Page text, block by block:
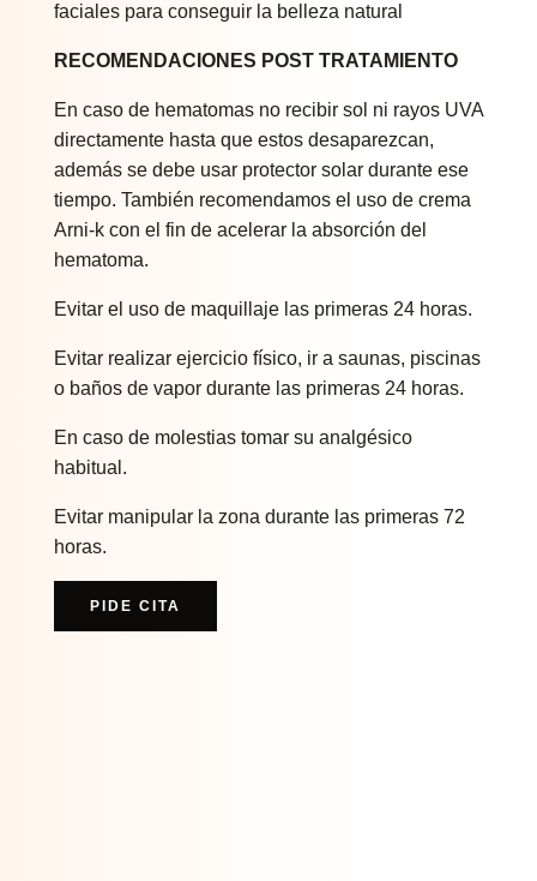
faciales para conseguir la belleza natural
RECOMENDACIONES POST TRATAMIENTO
En caso de hematomas no recibir sol ni rayos UVA
directamente hasta que estos desaparezcan,
además se debe usar protector solar durante ese
tiempo. También recomendamos el uso de crema
Arni-k con el fin de acelerar la absorción del
hematoma.
Evitar el uso de maquillaje las primeras 24 horas.
Evitar realizar ejercicio físico, ir a saunas, piscinas
o baños de vapor durante las primeras 24 horas.
En caso de molestias tomar su analgésico
habitual.
Evitar manipular la zona durante las primeras 72
horas.
PIDE CITA